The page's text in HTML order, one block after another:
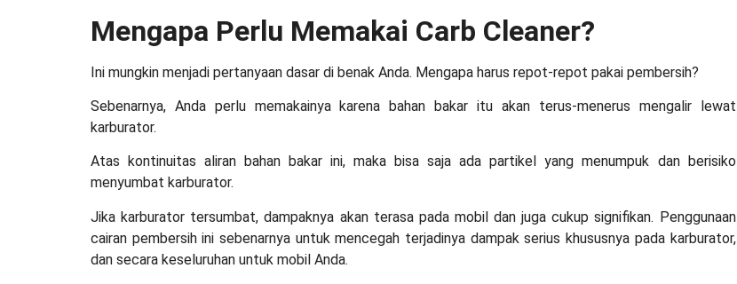
Mengapa Perlu Memakai Carb Cleaner?
Ini mungkin menjadi pertanyaan dasar di benak Anda. Mengapa harus repot-repot pakai pembersih?
Sebenarnya, Anda perlu memakainya karena bahan bakar itu akan terus-menerus mengalir lewat
karburator.
Atas kontinuitas aliran bahan bakar ini, maka bisa saja ada partikel yang menumpuk dan berisiko
menyumbat karburator.
Jika karburator tersumbat, dampaknya akan terasa pada mobil dan juga cukup signifikan. Penggunaan
cairan pembersih ini sebenarnya untuk mencegah terjadinya dampak serius khususnya pada karburator,
dan secara keseluruhan untuk mobil Anda.